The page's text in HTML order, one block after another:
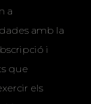
a
amb la
i
que
els